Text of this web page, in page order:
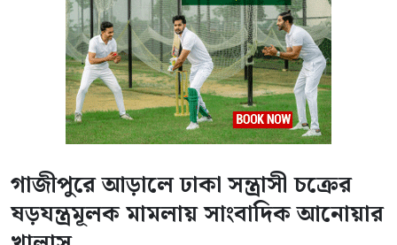
গাজীপুরে আড়ালে ঢাকা সন্ত্রাসী চক্রের
ষড়যন্ত্রমূলক মামলায় সাংবাদিক আনোয়ার